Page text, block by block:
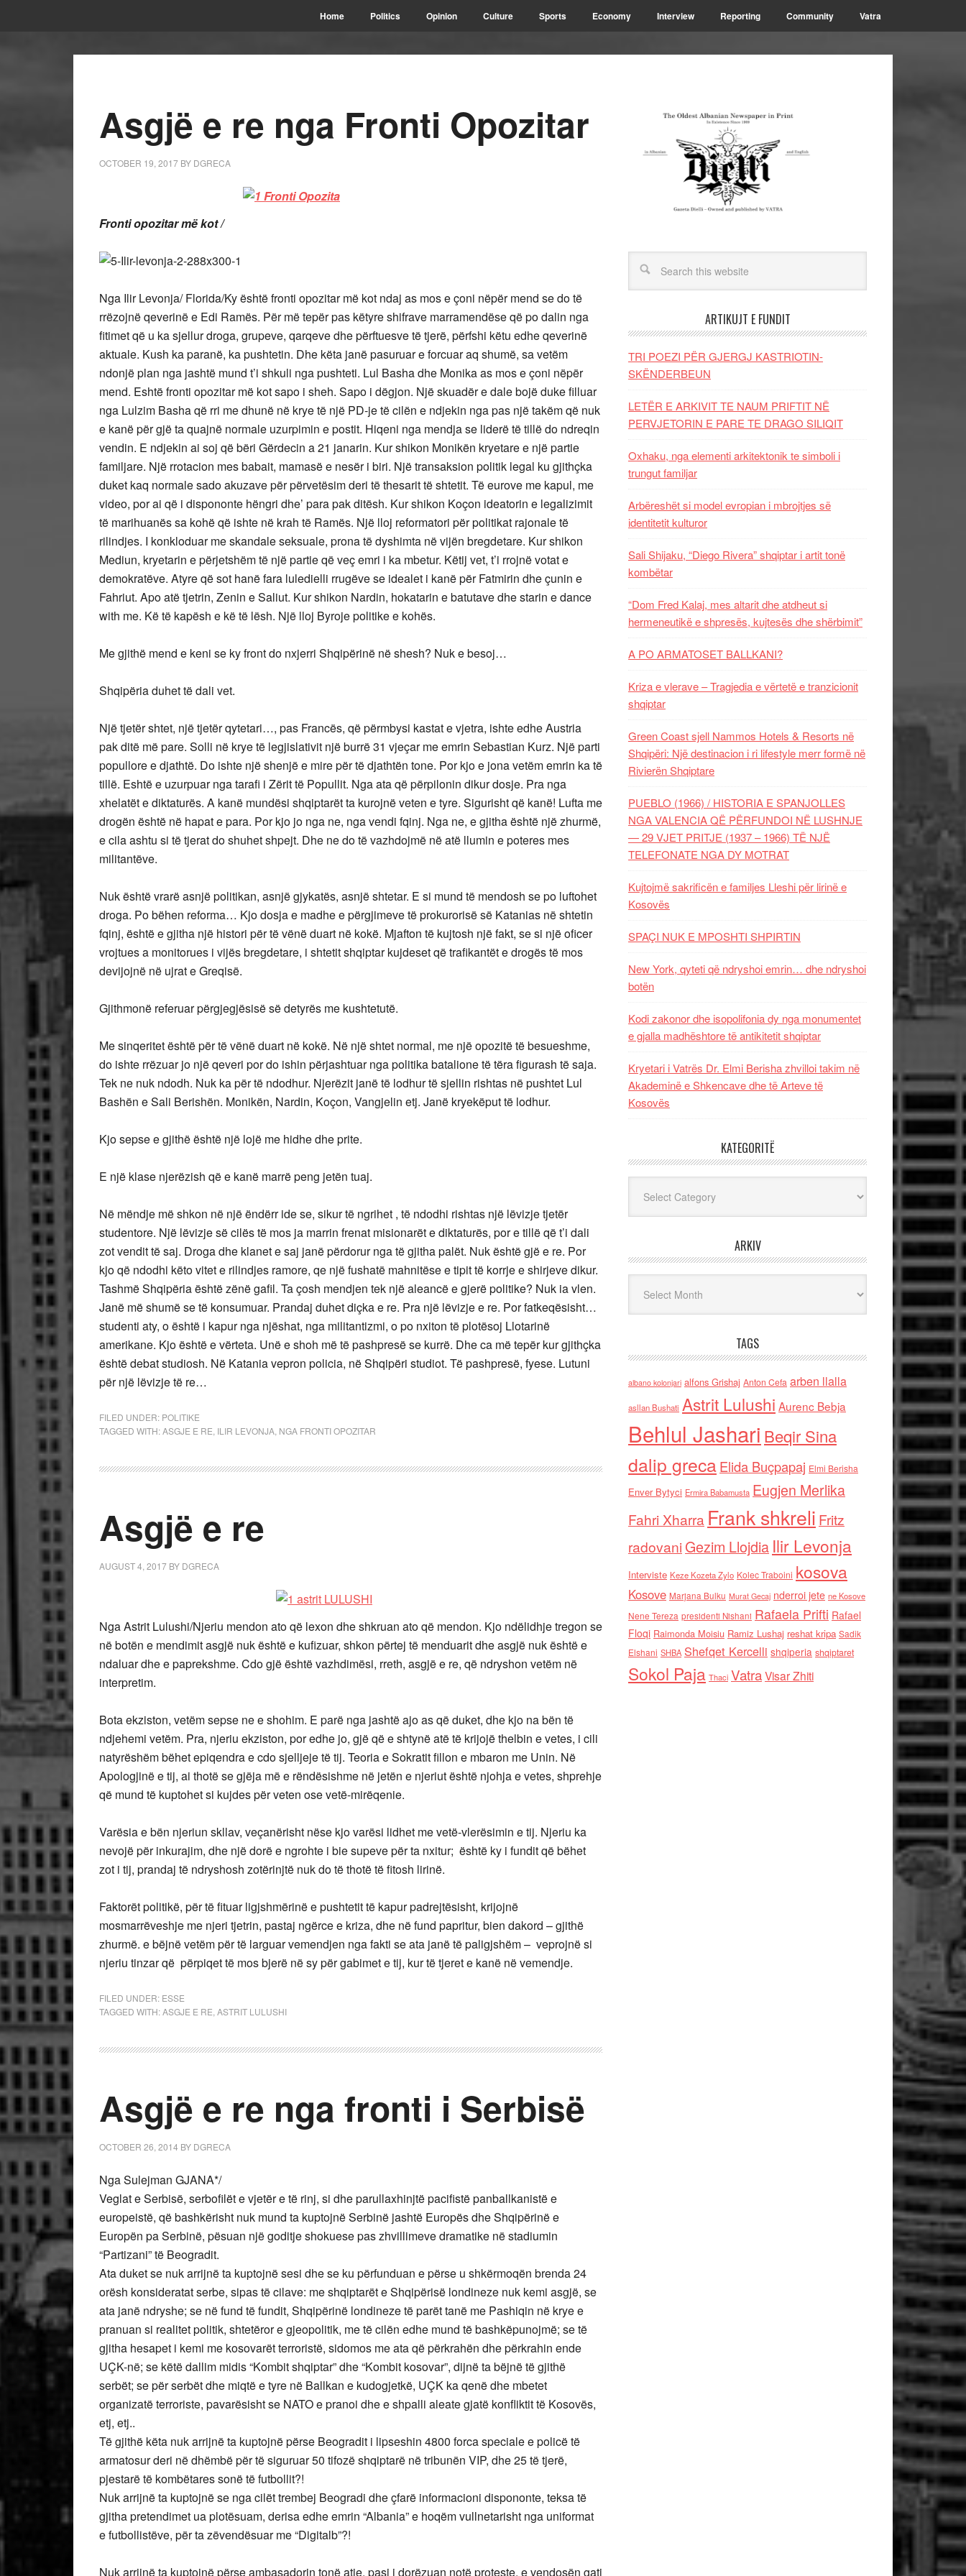
Home Politics Opinion Culture Sports Economy Interview Reporting Community Vatra
Asgjë e re nga Fronti Opozitar
OCTOBER 19, 2017 BY DGRECA
Fronti opozitar më kot /
Nga Ilir Levonja/ Florida/Ky është fronti opozitar më kot ndaj as mos e çoni nëpër mend se do të
rrëzojnë qeverinë e Edi Ramës. Për më tepër pas këtyre shifrave marramendëse që po dalin nga
fitimet që u ka sjellur droga, grupeve, qarqeve dhe përftuesve të tjerë, përfshi këtu edhe qeverinë
aktuale. Kush ka paranë, ka pushtetin. Dhe këta janë pasuruar e forcuar aq shumë, sa vetëm
ndonjë plan nga jashtë mund t’i shkuli nga pushteti. Lul Basha dhe Monika as mos e çoni nëpër
mend. Eshtë fronti opozitar më kot sapo i sheh. Sapo i dëgjon. Një skuadër e dale bojë duke filluar
nga Lulzim Basha që rri me dhunë në krye të një PD-je të cilën e ndjekin nga pas një takëm që nuk
e kanë për gjë ta quajnë normale uzurpimin e postit. Hiqeni nga mendja se liderë të tillë do ndreqin
vendin. E ndjekin ai soj që bëri Gërdecin a 21 janarin. Kur shikon Monikën kryetare e një partie
familjare. Një rrotacion mes babait, mamasë e nesër i biri. Një transaksion politik legal ku gjithçka
duket kaq normale sado akuzave për përvetësim deri të thesarit të shtetit. Të eurove me kapul, me
video, por ai që i dispononte hëngri dhe’ para pak ditësh. Kur shikon Koçon ideatorin e legalizimit
të marihuanës sa kohë që ishte në krah të Ramës. Një lloj reformatori për politikat rajonale të
rilindjes. I konkloduar me skandale seksuale, prona të dyshimta në vijën bregdetare. Kur shikon
Mediun, kryetarin e përjetshëm të një partie që veç emri i ka mbetur. Këtij vet, t’i rrojnë votat e
demokratëve. Atyre që sot hanë fara luledielli rrugëve se idealet i kanë për Fatmirin dhe çunin e
Fahriut. Apo atë tjetrin, Zenin e Saliut. Kur shikon Nardin, hokatarin e batutave dhe starin e dance
with me. Kë të kapësh e kë të lësh. Një lloj Byroje politike e kohës.
Me gjithë mend e keni se ky front do nxjerri Shqipërinë në shesh? Nuk e besoj…
Shqipëria duhet të dali vet.
Një tjetër shtet, një tjetër qytetari…, pas Francës, që përmbysi kastat e vjetra, ishte edhe Austria
pak ditë më pare. Solli në krye të legjislativit një burrë 31 vjeçar me emrin Sebastian Kurz. Një parti
popullore e djathtë. Do ishte një shenjë e mire për të djathtën tone. Por kjo e jona vetëm emrin ka të
tillë. Eshtë e uzurpuar nga tarafi i Zërit të Popullit. Nga ata që përpilonin dikur dosje. Pra nga
xhelatët e diktaturës. A kanë mundësi shqiptarët ta kurojnë veten e tyre. Sigurisht që kanë! Lufta me
drogën është në hapat e para. Por kjo jo nga ne, nga vendi fqinj. Nga ne, e gjitha është një zhurmë,
e cila ashtu si të tjerat do shuhet shpejt. Dhe ne do të vazhdojmë në atë llumin e poteres mes
militantëve.
Nuk është vrarë asnjë politikan, asnjë gjykatës, asnjë shtetar. E si mund të mendosh se po luftohet
droga. Po bëhen reforma… Kjo dosja e madhe e përgjimeve të prokurorisë së Katanias në shtetin
fqinj, është e gjitha një histori për të vënë duart në kokë. Mjafton të kujtosh një fakt, se si një oficer
vrojtues a monitorues i vijës bregdetare, i shtetit shqiptar kujdeset që trafikantët e drogës të mos
devijojnë në ujrat e Greqisë.
Gjithmonë referuar përgjegjësisë së detyrës me kushtetutë.
Me sinqeritet është për të vënë duart në kokë. Në një shtet normal, me një opozitë të besueshme,
do ishte rrëzuar jo një qeveri por do ishin përjashtuar nga politika batalione të tëra figurash të saja.
Tek ne nuk ndodh. Nuk ka për të ndodhur. Njerëzit janë të lodhur të sjellin rishtas në pushtet Lul
Bashën e Sali Berishën. Monikën, Nardin, Koçon, Vangjelin etj. Janë kryekëput të lodhur.
Kjo sepse e gjithë është një lojë me hidhe dhe prite.
E një klase njerëzish që e kanë marrë peng jetën tuaj.
Në mëndje më shkon në një ëndërr ide se, sikur të ngrihet , të ndodhi rishtas një lëvizje tjetër
studentore. Një lëvizje së cilës të mos ja marrin frenat misionarët e diktaturës, por e tillë që t’i dali
zot vendit të saj. Droga dhe klanet e saj janë përdorur nga të gjitha palët. Nuk është gjë e re. Por
kjo që ndodhi këto vitet e rilindjes ramore, qe një fushatë mahnitëse e tipit të korrje e shirjeve dikur.
Tashmë Shqipëria është zënë gafil. Ta çosh mendjen tek një aleancë e gjerë politike? Nuk ia vlen.
Janë më shumë se të konsumuar. Prandaj duhet diçka e re. Pra një lëvizje e re. Por fatkeqësisht…
studenti aty, o është i kapur nga njëshat, nga militantizmi, o po nxiton të plotësoj Llotarinë
amerikane. Kjo është e vërteta. Unë e shoh më të pashpresë se kurrë. Dhe ca më tepër kur gjithçka
është debat studiosh. Në Katania vepron policia, në Shqipëri studiot. Të pashpresë, fyese. Lutuni
për një lëvizje të re…
FILED UNDER: POLITIKE
TAGGED WITH:ASGJE E RE ILIR LEVONJA NGA FRONTI OPOZITAR
Asgjë e re
AUGUST 4, 2017 BY DGRECA
Nga Astrit Lulushi/Njeriu mendon ato që lexon dhe shkruan ato që mendon. Kjo ndëlidhje tregon se
në botën e mendimit asgjë nuk është e kufizuar, shkon përtej të menduarit dhe asgjë nuk është e
ndaluar dhe e paprekshme. Cdo gjë është vazhdimësi, rreth, asgjë e re, që ndryshon vetëm në
interpretim.
Bota ekziston, vetëm sepse ne e shohim. E parë nga jashtë ajo as që duket, dhe kjo na bën të
ndjehemi vetëm. Pra, njeriu ekziston, por edhe jo, gjë që e shtynë atë të krijojë thelbin e vetes, i cili
natyrëshëm bëhet epiqendra e cdo sjelljeje të tij. Teoria e Sokratit fillon e mbaron me Unin. Në
Apologjinë e tij, ai thotë se gjëja më e rëndësishme në jetën e njeriut është njohja e vetes, shprehje
që mund të kuptohet si kujdes për veten ose vetë-mirëqenie.
Varësia e bën njeriun skllav, veçanërisht nëse kjo varësi lidhet me vetë-vlerësimin e tij. Njeriu ka
nevojë për inkurajim, dhe një dorë e ngrohte i bie supeve për ta nxitur; është ky i fundit që bëhet
zot i tij, prandaj të ndryshosh zotërinjtë nuk do të thotë të fitosh lirinë.
Faktorët politikë, për të fituar ligjshmërinë e pushtetit të kapur padrejtësisht, krijojnë
mosmarrëveshje me njeri tjetrin, pastaj ngërce e kriza, dhe në fund papritur, bien dakord – gjithë
zhurmë. e bëjnë vetëm për të larguar vemendjen nga fakti se ata janë të paligjshëm – veprojnë si
njeriu tinzar që përpiqet të mos bjerë në sy për gabimet e tij, kur të tjeret e kanë në vemendje.
FILED UNDER: ESSE
TAGGED WITH:ASGJE E RE ASTRIT LULUSHI
Asgjë e re nga fronti i Serbisë
OCTOBER 26, 2014 BY DGRECA
Nga Sulejman GJANA*/
Veglat e Serbisë, serbofilët e vjetër e të rinj, si dhe parullaxhinjtë pacifistë panballkanistë e
europeistë, që bashkërisht nuk mund ta kuptojnë Serbinë jashtë Europës dhe Shqipërinë e
Europën pa Serbinë, pësuan një goditje shokuese pas zhvillimeve dramatike në stadiumin
“Partizani” të Beogradit.
Ata duket se nuk arrijnë ta kuptojnë sesi dhe se ku përfunduan e përse u shkërmoqën brenda 24
orësh konsideratat serbe, sipas të cilave: me shqiptarët e Shqipërisë londineze nuk kemi asgjë, se
ata janë ndryshe; se në fund të fundit, Shqipërinë londineze të parët tanë me Pashiqin në krye e
pranuan si realitet politik, shtetëror e gjeopolitik, me të cilën edhe mund të bashkëpunojmë; se të
gjitha hesapet i kemi me kosovarët terroristë, sidomos me ata që përkrahën dhe përkrahin ende
UÇK-në; se këtë dallim midis “Kombit shqiptar” dhe “Kombit kosovar”, dijnë ta bëjnë të gjithë
serbët; se për serbët dhe miqtë e tyre në Ballkan e kudogjetkë, UÇK ka qenë dhe mbetet
organizatë terroriste, pavarësisht se NATO e pranoi dhe e shpalli aleate gjatë konfliktit të Kosovës,
etj, etj..
Të gjithë këta nuk arrijnë ta kuptojnë përse Beogradit i lipseshin 4800 forca speciale e policë të
armatosur deri në dhëmbë për të siguruar 50 tifozë shqiptarë në tribunën VIP, dhe 25 të tjerë,
pjestarë të kombëtares sonë të futbollit?!
Nuk arrijnë ta kuptojnë se nga cilët trembej Beogradi dhe çfarë informacioni dispononte, teksa të
gjitha pretendimet ua plotësuam, derisa edhe emrin “Albania” e hoqëm vullnetarisht nga uniformat
e futbollistëve, për ta zëvendësuar me “Digitalb”?!
Nuk arrijnë ta kuptojnë përse ambasadorin tonë atje, pasi i dorëzuan notë proteste, e vendosën gati
ARTIKUJT E FUNDIT
TRI POEZI PËR GJERGJ KASTRIOTIN-
SKËNDERBEUN
LETËR E ARKIVIT TE NAUM PRIFTIT NË
PERVJETORIN E PARE TE DRAGO SILIQIT
Oxhaku, nga elementi arkitektonik te simboli i
trungut familjar
Arbëreshët si model evropian i mbrojtjes së
identitetit kulturor
Sali Shijaku, “Diego Rivera” shqiptar i artit tonë
kombëtar
“Dom Fred Kalaj, mes altarit dhe atdheut si
hermeneutikë e shpresës, kujtesës dhe shërbimit”
A PO ARMATOSET BALLKANI?
Kriza e vlerave – Tragjedia e vërtetë e tranzicionit
shqiptar
Green Coast sjell Nammos Hotels & Resorts në
Shqipëri: Një destinacion i ri lifestyle merr formë në
Rivierën Shqiptare
PUEBLO (1966) / HISTORIA E SPANJOLLES
NGA VALENCIA QË PËRFUNDOI NË LUSHNJE
— 29 VJET PRITJE (1937 – 1966) TË NJË
TELEFONATE NGA DY MOTRAT
Kujtojmë sakrificën e familjes Lleshi për lirinë e
Kosovës
SPAÇI NUK E MPOSHTI SHPIRTIN
New York, qyteti që ndryshoi emrin… dhe ndryshoi
botën
Kodi zakonor dhe isopolifonia dy nga monumentet
e gjalla madhështore të antikitetit shqiptar
Kryetari i Vatrës Dr. Elmi Berisha zhvilloi takim në
Akademinë e Shkencave dhe të Arteve të
Kosovës
KATEGORITË
ARKIV
TAGS
albano kolonjari alfons Grishaj Anton Cefa arben llalla
asllan Bushati Astrit Lulushi Aurenc Bebja
Behlul Jashari Beqir Sina
dalip grecaElida Buçpapaj Elmi Berisha
Enver Bytyci Ermira Babamusta Eugjen Merlika
Fahri Xharra Frank shkreli Fritz
radovaniGezim Llojdia Ilir Levonja
Interviste Keze Kozeta Zylo Kolec Traboini kosova
Kosove Marjana Bulku Murat Gecaj nderroi jete ne Kosove
Nene Tereza presidenti Nishani Rafaela Prifti Rafael
Floqi Raimonda Moisiu Ramiz Lushaj reshat kripa Sadik
Elshani SHBA Shefqet Kercelli shqiperia shqiptaret
Sokol Paja Thaci VatraVisar Zhiti